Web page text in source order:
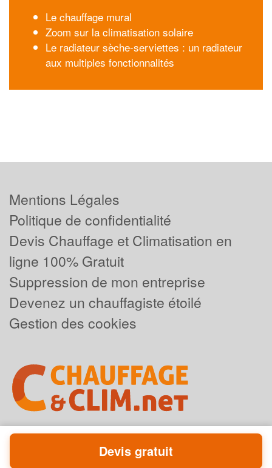
Le chauffage mural
Zoom sur la climatisation solaire
Le radiateur sèche-serviettes : un radiateur
aux multiples fonctionnalités
Mentions Légales
Politique de confidentialité
Devis Chauffage et Climatisation en
ligne 100% Gratuit
Suppression de mon entreprise
Devenez un chauffagiste étoilé
Gestion des cookies
Powered byPlus que pro
Devis gratuit